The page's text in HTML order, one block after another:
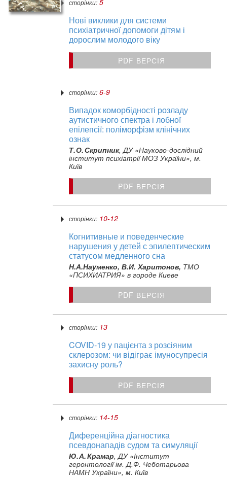
сторінки: 5
Нові виклики для системи
психіатричної допомоги дітям і
дорослим молодого віку
PDF ВЕРСІЯ
сторінки: 6-9
Випадок коморбідності розладу
аутистичного спектра і лобної
епілепсії: поліморфізм клінічних
ознак
Т. О. Скрипник, ДУ «Науково-дослідний
інститут психіатрії МОЗ України», м.
Київ
PDF ВЕРСІЯ
сторінки: 10-12
Когнитивные и поведенческие
нарушения у детей с эпилептическим
статусом медленного сна
Н.А.Науменко, В.И. Харитонов, ТМО
«ПСИХИАТРИЯ» в городе Киеве
PDF ВЕРСІЯ
сторінки: 13
COVID‑19 у пацієнта з розсіяним
склерозом: чи відіграє імуносупресія
захисну роль?
PDF ВЕРСІЯ
сторінки: 14-15
Диференційна діагностика
псевдонападів судом та симуляції
Ю. А. Крамар, ДУ «Інститут
геронтології ім. Д.Ф. Чеботарьова
НАМН України», м. Київ